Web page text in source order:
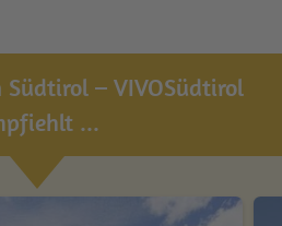
Südtirol – VIVOSüdtirol
...